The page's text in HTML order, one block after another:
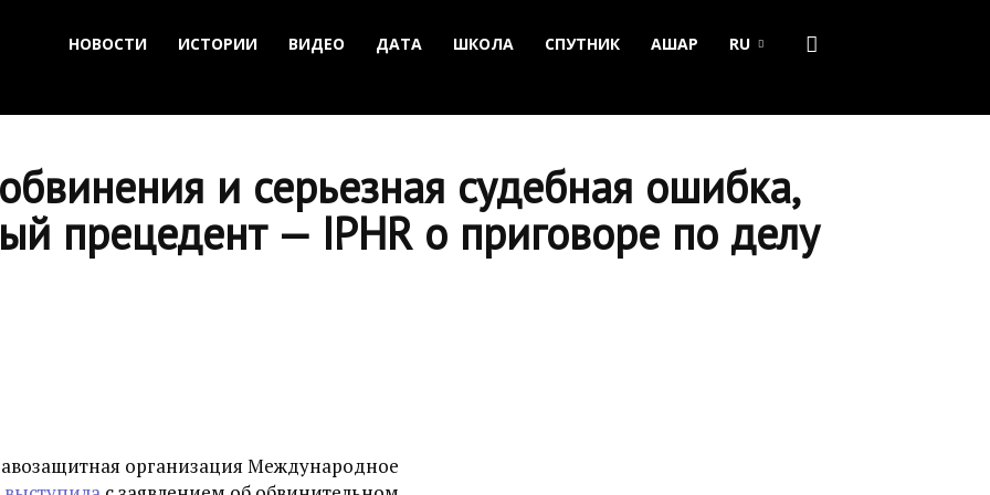
НОВОСТИ ИСТОРИИ ВИДЕО ДАТА ШКОЛА СПУТНИК АШАР RU
и серьезная судебная ошибка,
прецедент — IPHR о приговоре по делу
организация Международное